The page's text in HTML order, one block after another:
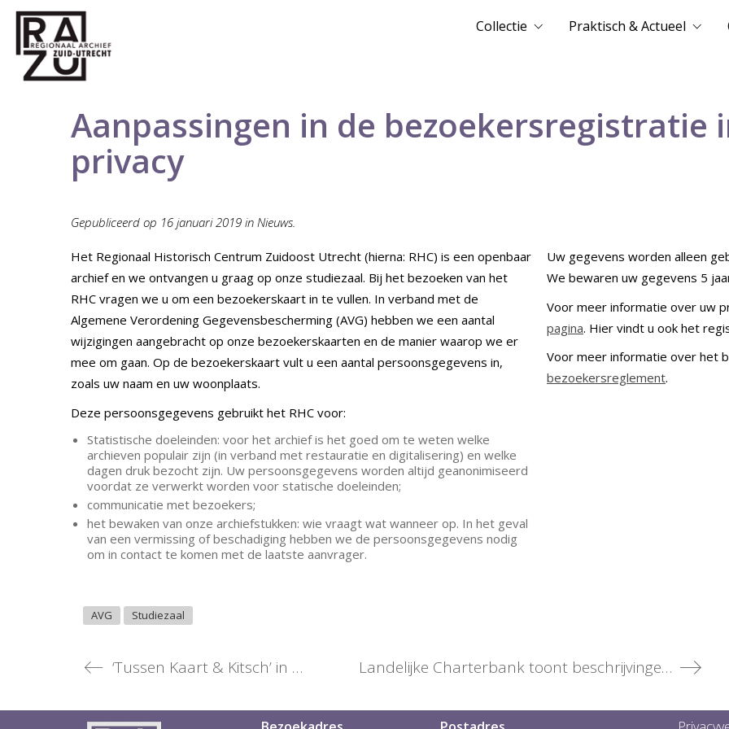
Collectie Praktisch & Actueel
Aanpassingen in de bezoekersregistratie
privacy
Gepubliceerd op 16 januari 2019 in Nieuws.
Het Regionaal Historisch Centrum Zuidoost Utrecht (hierna: RHC) is een openbaar
archief en we ontvangen u graag op onze studiezaal. Bij het bezoeken van het
RHC vragen we u om een bezoekerskaart in te vullen. In verband met de
Algemene Verordening Gegevensbescherming (AVG) hebben we een aantal
wijzigingen aangebracht op onze bezoekerskaarten en de manier waarop we er
mee om gaan. Op de bezoekerskaart vult u een aantal persoonsgegevens in,
zoals uw naam en uw woonplaats.
Deze persoonsgegevens gebruikt het RHC voor:
Statistische doeleinden: voor het archief is het goed om te weten welke
archieven populair zijn (in verband met restauratie en digitalisering) en welke
dagen druk bezocht zijn. Uw persoonsgegevens worden altijd geanonimiseerd
voordat ze verwerkt worden voor statische doeleinden;
communicatie met bezoekers;
het bewaken van onze archiefstukken: wie vraagt wat wanneer op. In het geval
van een vermissing of beschadiging hebben we de persoonsgegevens nodig
om in contact te komen met de laatste aanvrager.
Uw gegevens worden alleen
We bewaren uw gegevens 5
Voor meer informatie over uw
pagina. Hier vindt u ook het
Voor meer informatie over het
bezoekersreglement.
AVG Studiezaal
‘Tussen Kaart & Kitsch’ in Stadsmuseum Rhenen Landelijke Charterbank toont beschrijvingen van ruim 170.000 oorkonden